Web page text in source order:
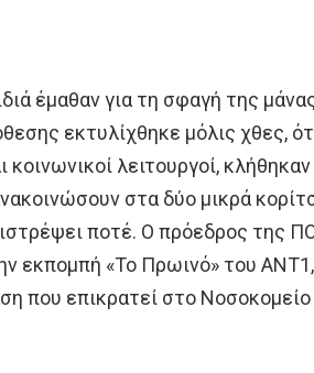
έμαθαν για τη σφαγή της
εκτυλίχθηκε μόλις χθες,
λειτουργοί,
στα δύο μικρά
ποτέ. Ο πρόεδρος της
εκπομπή «Το Πρωινό» του
που επικρατεί στο